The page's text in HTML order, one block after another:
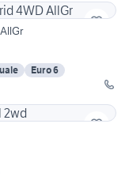
Euro 6